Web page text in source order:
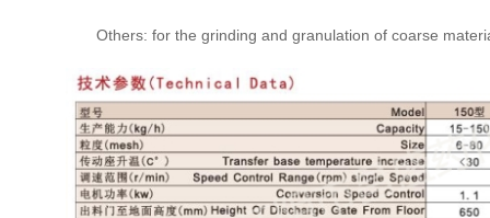
Others: for the grinding and granulation of coarse